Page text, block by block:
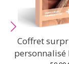
Coffret